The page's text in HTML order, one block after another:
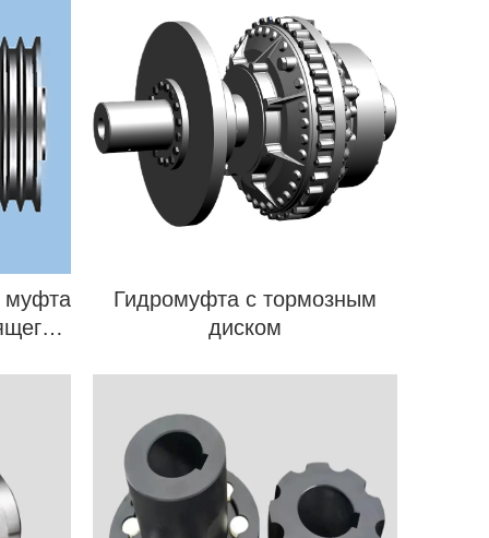
муфта
Гидромуфта с тормозным
диском